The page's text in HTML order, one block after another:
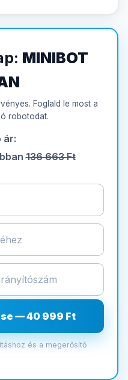
MINIBOT
Foglald le most a
robotodat.
ár:
136 663 Ft
— 40 999 Ft
és a megerősítő